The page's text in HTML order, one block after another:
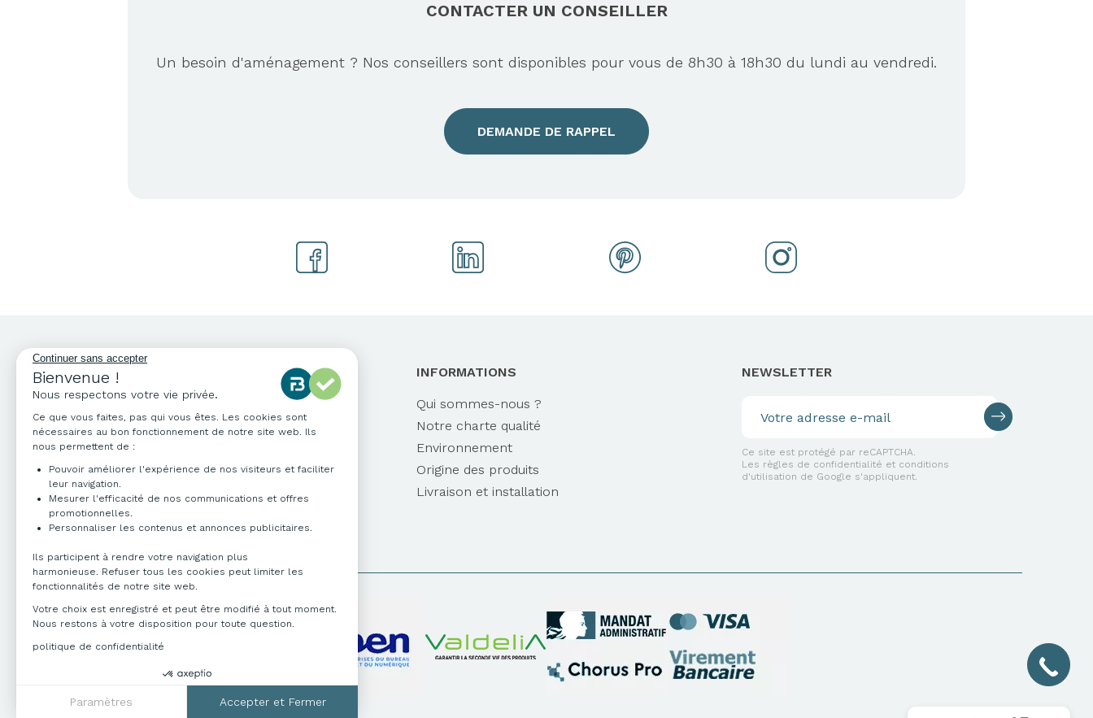
Continuer sans accepter
Bienvenue !
Nous respectons votre vie privée.
Ce que vous faites, pas qui vous êtes. Les cookies sont
nécessaires au bon fonctionnement de notre site web. Ils
nous permettent de :
Pouvoir améliorer l'expérience de nos visiteurs et faciliter
leur navigation.
Mesurer l'efficacité de nos communications et offres
promotionnelles.
Personnaliser les contenus et annonces publicitaires.
Ils participent à rendre votre navigation plus
harmonieuse. Refuser tous les cookies peut limiter les
fonctionnalités de notre site web.
Votre choix est enregistré et peut être modifié à tout moment.
Nous restons à votre disposition pour toute question.
politique de confidentialité
Paramètres Accepter et Fermer
CONTACTER UN CONSEILLER
Un besoin d'aménagement ? Nos conseillers sont disponibles pour vous de 8h30 à 18h30 du lundi au vendredi.
DEMANDE DE RAPPEL
NEWSLETTER
Ce site est protégé par reCAPTCHA.
Les règles de confidentialité et conditions
d'utilisation de Google s'appliquent.
NOS COORDONNÉES
04 76 96 82 06
info@francebureau.com
ZI Technisud,
109 rue Hilaire de Chardonnet
38100 Grenoble
INFORMATIONS
Qui sommes-nous ?
Notre charte qualité
Environnement
Origine des produits
Livraison et installation